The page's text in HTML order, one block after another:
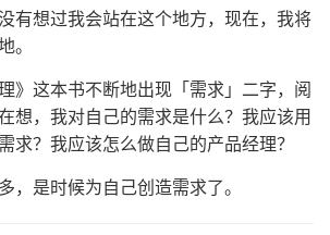
有想过我会站在这个地方，现在，我将
。
》这本书不断地出现「需求」二字，阅
想，我对自己的需求是什么？我应该用
求？我应该怎么做自己的产品经理？
，是时候为自己创造需求了。